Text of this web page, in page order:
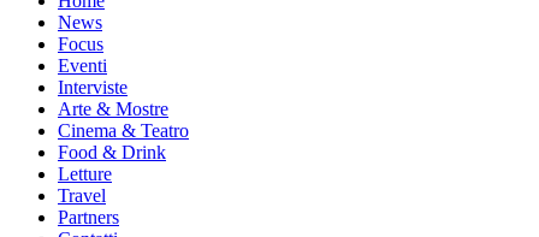
News
Focus
Eventi
Interviste
Arte & Mostre
Cinema & Teatro
Food & Drink
Letture
Travel
Partners